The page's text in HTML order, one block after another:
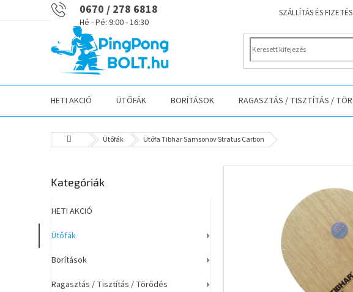
0670 / 278 6818 SZÁLLÍTÁS ÉS FIZETÉS
HETI AKCIÓ ÜTŐFÁK BORÍTÁSOK RAGASZTÁS / TISZTÍTÁS /
KezdőlapÜtőfák Ütőfa Tibhar Samsonov Stratus Carbon
l
a
s
p
a
Kategóriák
Kategóriák
HETI AKCIÓ
Ütőfák
Borítások
Ragasztás / Tisztítás / Törődés